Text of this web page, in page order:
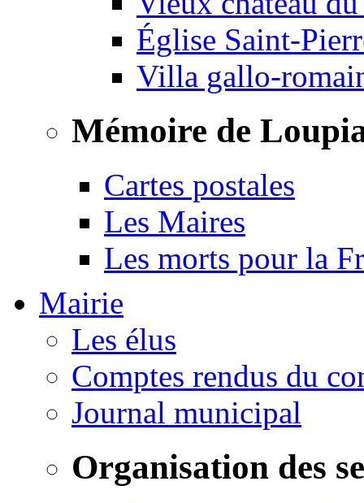
Église Saint-
Villa gallo-
Mémoire de
Cartes postales
Les Maires
Les morts pour la
Mairie
Les élus
Comptes rendus du
Journal municipal
Organisation des